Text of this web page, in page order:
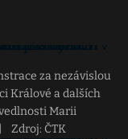
za nezávislou
Králové a dalších
Marii
Zdroj: ČTK